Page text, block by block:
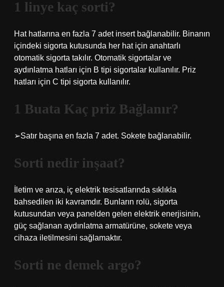
1 linye kaç sorti?
Hat hatlarına en fazla 7 adet insert bağlanabilir. Binanın
içindeki sigorta kutusunda her hat için anahtarlı
otomatik sigorta takılır. Otomatik sigortalar ve
aydınlatma hatları için B tipi sigortalar kullanılır. Priz
hatları için C tipi sigorta kullanılır.
1 Buata Kaç priz Bağlanır?
➢Satır başına en fazla 7 adet. Sokete bağlanabilir.
Sorti nedir inşaat?
İletim ve arıza, iç elektrik tesisatlarında sıklıkla
bahsedilen iki kavramdır. Bunların rolü, sigorta
kutusundan veya panelden gelen elektrik enerjisinin,
güç sağlanan aydınlatma armatürüne, sokete veya
cihaza iletilmesini sağlamaktır.
Sorti ne demek argo?